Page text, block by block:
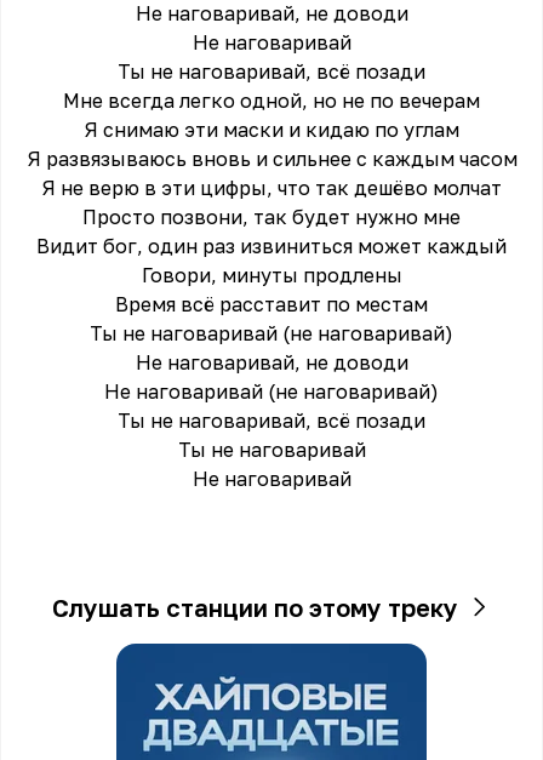
Не наговаривай, не доводи
Не наговаривай
Ты не наговаривай, всё позади
Мне всегда легко одной, но не по вечерам
Я снимаю эти маски и кидаю по углам
Я развязываюсь вновь и сильнее с каждым часом
Я не верю в эти цифры, что так дешёво молчат
Просто позвони, так будет нужно мне
Видит бог, один раз извиниться может каждый
Говори, минуты продлены
Время всё расставит по местам
Ты не наговаривай (не наговаривай)
Не наговаривай, не доводи
Не наговаривай (не наговаривай)
Ты не наговаривай, всё позади
Ты не наговаривай
Не наговаривай
Слушать станции по этому треку